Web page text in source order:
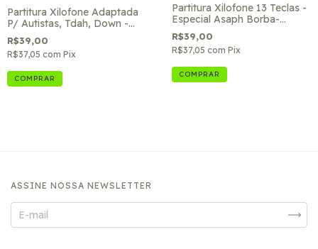
Partitura Xilofone Adaptada
P/ Autistas, Tdah, Down -
Ref.4
R$39,00
R$37,05 com Pix
Partitura Xilofone 13 Teclas -
Especial Asaph Borba-
Ref.13
R$39,00
R$37,05 com Pix
ASSINE NOSSA NEWSLETTER